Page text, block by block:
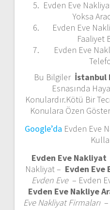
Evden Eve
Yoksa
Evden Eve
Faaliyet
Evden Eve
Bu Bilgiler İstanbul
Esnasında
Konulardır.Kötü Bir
Konulara Özen
Google’da Evden Eve
Evden Eve Nakliyat
Nakliyat – Evden Eve
Evden Eve– Evden
Evden Eve Nakliye
Eve Nakliyat Firmaları–